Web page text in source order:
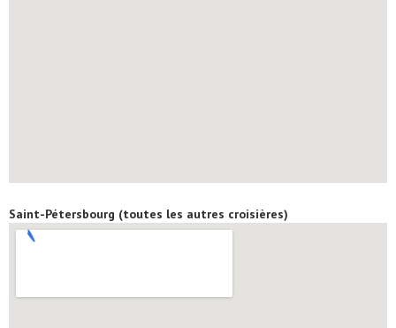
Saint-Pétersbourg (toutes les autres croisières)